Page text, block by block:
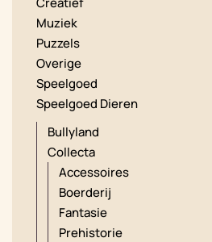
Muziek
Puzzels
Overige
Speelgoed
Speelgoed Dieren
Bullyland
Collecta
Accessoires
Boerderij
Fantasie
Prehistorie